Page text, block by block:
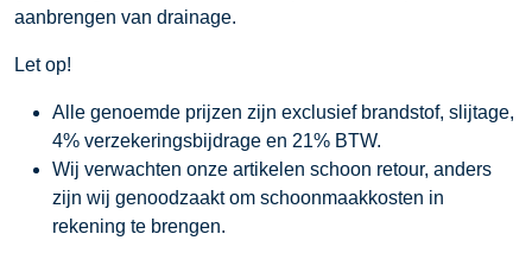
aanbrengen van drainage.
Let op!
Alle genoemde prijzen zijn exclusief brandstof, slijtage,
4% verzekeringsbijdrage en 21% BTW.
Wij verwachten onze artikelen schoon retour, anders
zijn wij genoodzaakt om schoonmaakkosten in
rekening te brengen.